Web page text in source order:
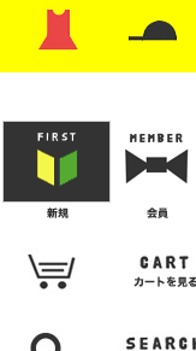
・レザーシュ